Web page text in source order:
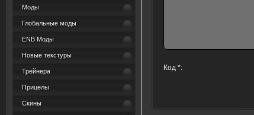
Моды
Глобальные моды
ENB Моды
Новые текстуры
Трейнера
Прицелы
Скины
Код *: